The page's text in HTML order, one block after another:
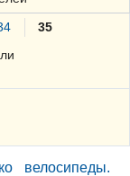
35
велосипеды.